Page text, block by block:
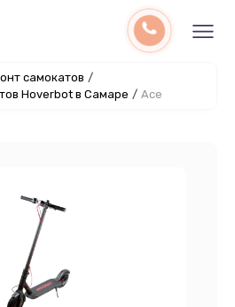
самокатов /
Hoverbot в Самаре / Ace